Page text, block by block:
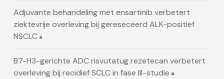
Adjuvante behandeling met ensartinib verbetert
ziektevrije overleving bij gereseceerd ALK-positief
NSCLC
B7-H3-gerichte ADC risvutatug rezetecan verbetert
overleving bij recidief SCLC in fase III-studie